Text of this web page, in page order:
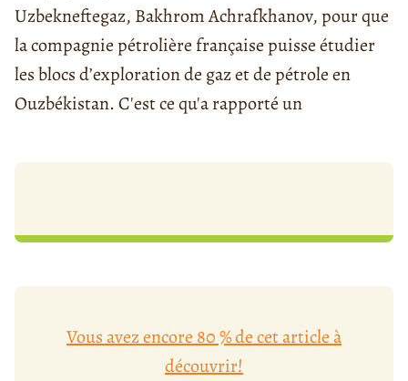
Uzbekneftegaz, Bakhrom Achrafkhanov, pour que
la compagnie pétrolière française puisse étudier
les blocs d’exploration de gaz et de pétrole en
Ouzbékistan. C'est ce qu'a rapporté un
Vous avez encore 80 % de cet article à
découvrir!